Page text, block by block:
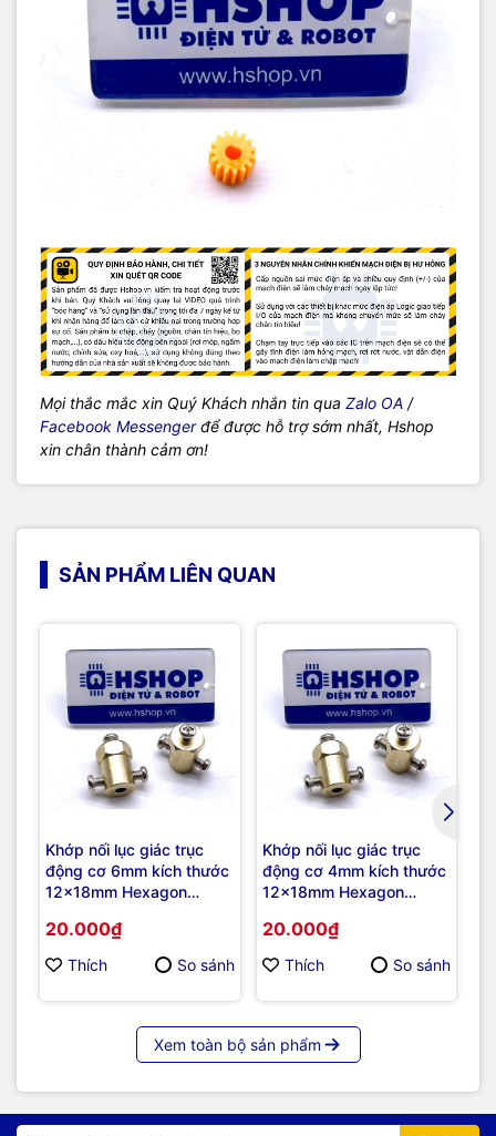
Mọi thắc mắc xin Quý Khách nhắn tin qua Zalo OA /
Facebook Messengerđể được hỗ trợ sớm nhất, Hshop
xin chân thành cảm ơn!
SẢN PHẨM LIÊN QUAN
Khớp nối lục giác trục
động cơ 6mm kích thước
12x18mm Hexagon
20.000₫
Thích So sánh
Khớp nối lục giác trục
động cơ 4mm kích thước
12x18mm Hexagon
20.000₫
Thích So sánh
Xem toàn bộ sản phẩm